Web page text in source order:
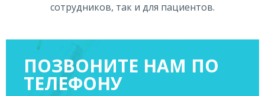
сотрудников, так и для пациентов.
ПОЗВОНИТЕ НАМ ПО
ТЕЛЕФОНУ